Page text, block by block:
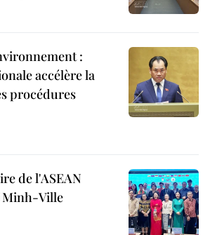
:
accélère la
procédures
de l'ASEAN
Minh-Ville